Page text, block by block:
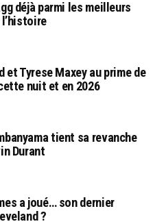
déjà parmi les meilleurs
et Tyrese Maxey au prime de
nuit et en 2026
tient sa revanche
Durant
a joué… son dernier
?